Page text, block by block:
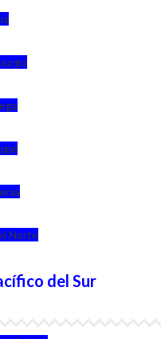
Norte
del Sur